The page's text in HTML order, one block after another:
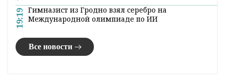
19:19 Гимназист из Гродно взял серебро на
Международной олимпиаде по ИИ
Все новости